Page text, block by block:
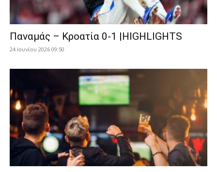
Παναμάς – Κροατία 0-1 |HIGHLIGHTS
24 Ιουνίου 2026 09:50